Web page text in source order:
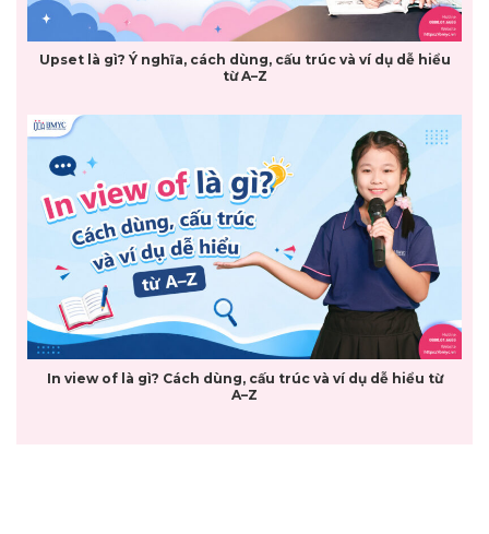
Upset là gì? Ý nghĩa, cách dùng, cấu trúc và ví dụ dễ hiểu
từ A–Z
In view of là gì? Cách dùng, cấu trúc và ví dụ dễ hiểu từ
A–Z